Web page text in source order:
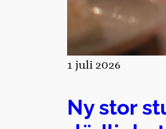
1 juli 2026
Ny stor